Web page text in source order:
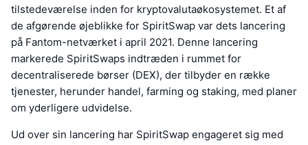
tilstedeværelse inden for kryptovalutaøkosystemet. Et af
de afgørende øjeblikke for SpiritSwap var dets lancering
på Fantom-netværket i april 2021. Denne lancering
markerede SpiritSwaps indtræden i rummet for
decentraliserede børser (DEX), der tilbyder en række
tjenester, herunder handel, farming og staking, med planer
om yderligere udvidelse.
Ud over sin lancering har SpiritSwap engageret sig med